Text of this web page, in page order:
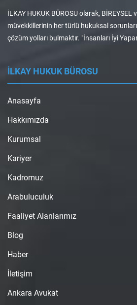
İLKAY HUKUK BÜROSU olarak, BİREYSEL
müvekkillerinin her türlü hukuksal
çözüm yolları bulmaktır. "İnsanları İyi
İLKAY HUKUK BÜROSU
Anasayfa
Hakkımızda
Kurumsal
Kariyer
Kadromuz
Arabuluculuk
Faaliyet Alanlarımız
Blog
Haber
İletişim
Ankara Avukat